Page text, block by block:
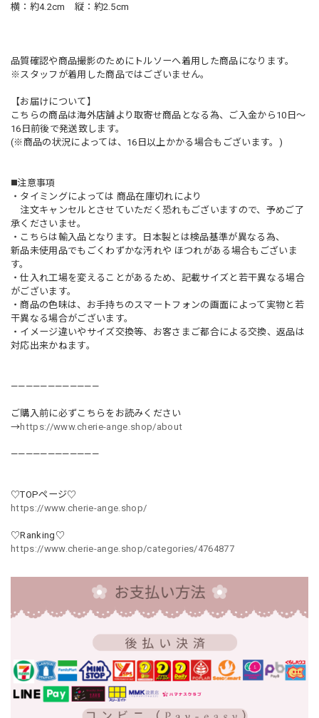
横：約4.2cm 縦：約2.5cm
品質確認や商品撮影のためにトルソーへ着用した商品になります。
※スタッフが着用した商品ではございません。
【お届けについて】
こちらの商品は海外店舗より取寄せ商品となる為、ご入金から10日〜
16日前後で発送致します。
(※商品の状況によっては、16日以上かかる場合もございます。)
◼️注意事項
・タイミングによっては 商品在庫切れにより
注文キャンセルとさせていただく恐れもございますので、予めご了
承くださいませ。
・こちらは輸入品となります。日本製とは検品基準が異なる為、
新品未使用品でもごくわずかな汚れや ほつれがある場合もございま
す。
・仕入れ工場を変えることがあるため、記載サイズと若干異なる場合
がございます。
・商品の色味は、お手持ちのスマートフォンの画面によって実物と若
干異なる場合がございます。
・イメージ違いやサイズ交換等、お客さまご都合による交換、返品は
対応出来かねます。
————————————
ご購入前に必ずこちらをお読みください
→https://www.cherie-ange.shop/about
————————————
♡TOPページ♡
https://www.cherie-ange.shop/
♡Ranking♡
https://www.cherie-ange.shop/categories/4764877